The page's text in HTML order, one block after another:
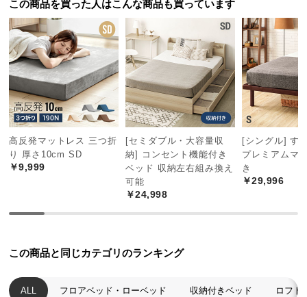
中
型
商
品
の
送
に
い
て
型
の
送
この商品を買った人はこんな商品も買っています
高反発マットレス 三つ折
り 厚さ10cm SD
￥9,999
[セミダブル・大容量収
納] コンセント機能付き
ベッド 収納左右組み換え
可能
￥24,998
[シングル] す
プレミアムマ
き
￥29,996
この商品と同じカテゴリのランキング
ALL フロアベッド・ローベッド 収納付きベッド ロフト